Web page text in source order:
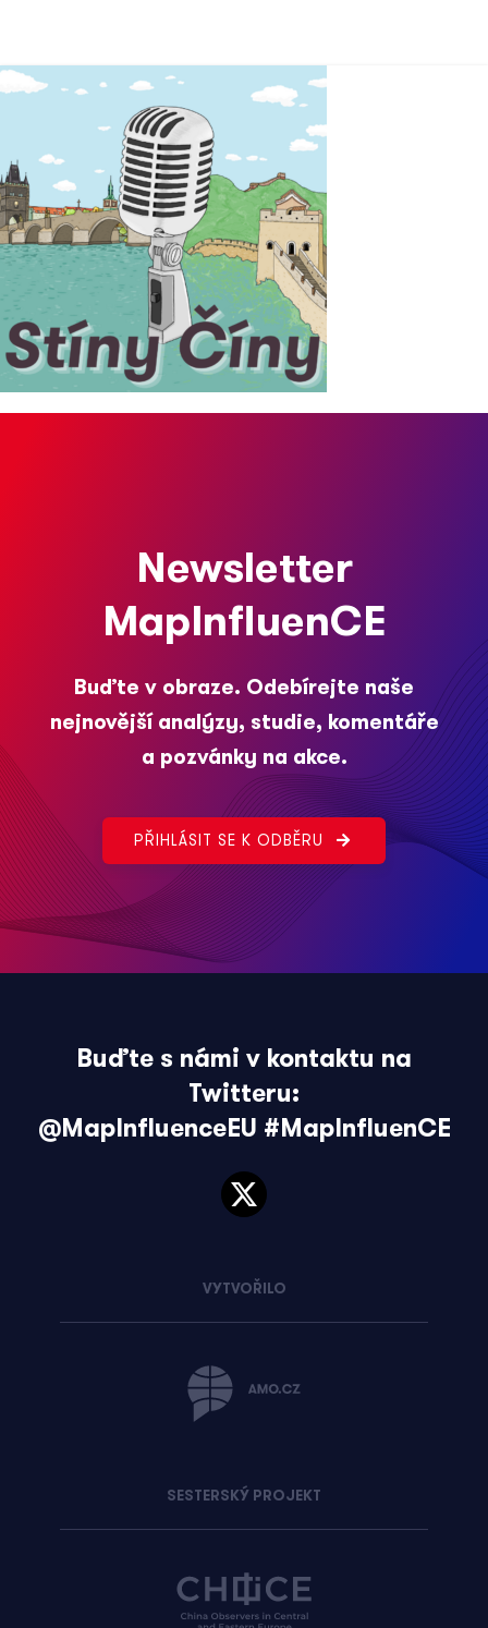
Newsletter
MapInfluenCE
Buďte v obraze. Odebírejte naše
nejnovější analýzy, studie, komentáře
a pozvánky na akce.
PŘIHLÁSIT SE K ODBĚRU
Buďte s námi v kontaktu na
Twitteru:
@MapInfluenceEU #MapInfluenCE
VYTVOŘILO
SESTERSKÝ PROJEKT